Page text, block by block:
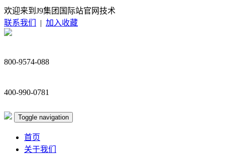
欢迎来到J9集团国际站官网技术
联系我们
| 加入收藏
800-9574-088
400-990-0781
Toggle navigation
首页
关于我们